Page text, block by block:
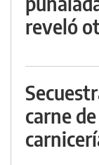
reveló
carne